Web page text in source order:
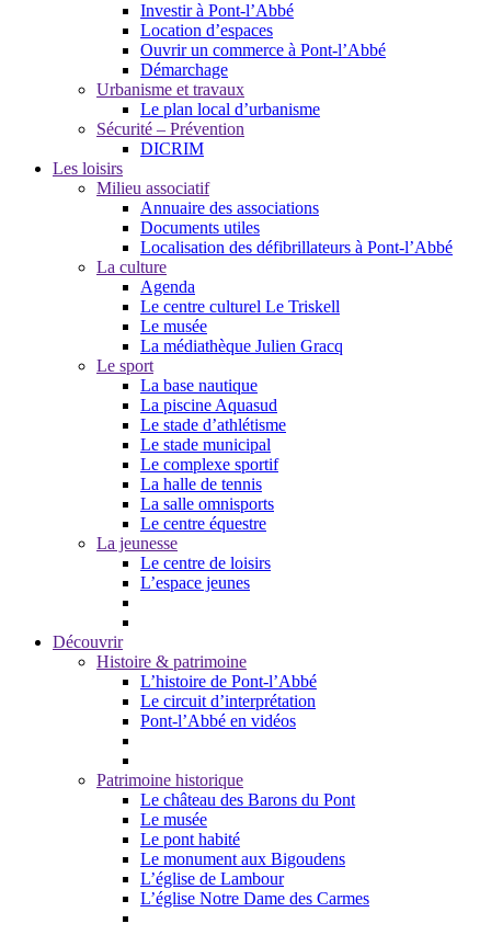
Investir à Pont-l’Abbé
Location d’espaces
Ouvrir un commerce à Pont-l’Abbé
Démarchage
Urbanisme et travaux
Le plan local d’urbanisme
Sécurité – Prévention
DICRIM
Les loisirs
Milieu associatif
Annuaire des associations
Documents utiles
Localisation des défibrillateurs à Pont-l’Abbé
La culture
Agenda
Le centre culturel Le Triskell
Le musée
La médiathèque Julien Gracq
Le sport
La base nautique
La piscine Aquasud
Le stade d’athlétisme
Le stade municipal
Le complexe sportif
La halle de tennis
La salle omnisports
Le centre équestre
La jeunesse
Le centre de loisirs
L’espace jeunes
Découvrir
Histoire & patrimoine
L’histoire de Pont-l’Abbé
Le circuit d’interprétation
Pont-l’Abbé en vidéos
Patrimoine historique
Le château des Barons du Pont
Le musée
Le pont habité
Le monument aux Bigoudens
L’église de Lambour
L’église Notre Dame des Carmes